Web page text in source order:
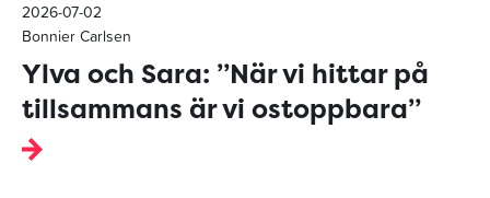
2026-07-02
Bonnier Carlsen
Ylva och Sara: ”När vi hittar på
tillsammans är vi ostoppbara”